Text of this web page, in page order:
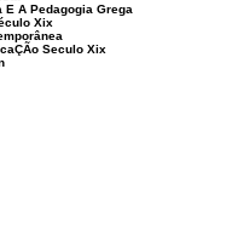
E A Pedagogia Grega
Xix
Seculo Xix